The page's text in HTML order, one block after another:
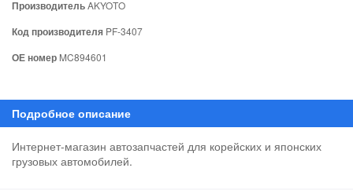
ПроизводительAKYOTO
Код производителя PF-3407
ОЕ номер MC894601
Интернет-магазин автозапчастей для корейских и японских
грузовых автомобилей.